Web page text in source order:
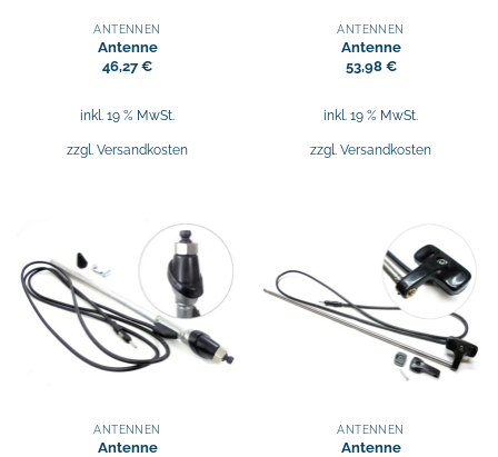
ANTENNEN
Antenne
46,27€
inkl. 19 % MwSt.
zzgl. Versandkosten
ANTENNEN
Antenne
53,98 €
inkl. 19 % MwSt.
zzgl. Versandkosten
ANTENNEN
Antenne
ANTENNEN
Antenne